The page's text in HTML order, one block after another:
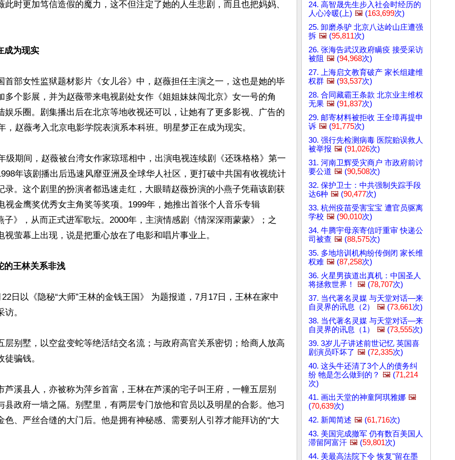
此时更加笃信造假的魔力，这不但注定了她的人生悲剧，而且也把妈妈、
成为现实
首部女性监狱题材影片《女儿谷》中，赵薇担任主演之一，这也是她的毕
多个影展，并为赵薇带来电视剧处女作《姐姐妹妹闯北京》女一号的角
娱乐圈。剧集播出后在北京等地收视还可以，让她有了更多影视、广告的
，赵薇考入北京电影学院表演系本科班。明星梦正在成为现实。
级期间，赵薇被台湾女作家琼瑶相中，出演电视连续剧《还珠格格》第一
年该剧播出后迅速风靡亚洲及全球华人社区，更打破中共国有收视统计
录。这个剧里的扮演者都迅速走红，大眼睛赵薇扮演的小燕子凭藉该剧获
视金鹰奖优秀女主角奖等奖项。1999年，她推出首张个人音乐专辑
子》，从而正式进军歌坛。2000年，主演情感剧《情深深雨蒙蒙》；之
视萤幕上出现，说是把重心放在了电影和唱片事业上。
的王林关系非浅
日以《隐秘“大师”王林的金钱王国》 为题报道，7月17日，王林在家中
。
层别墅，以空盆变蛇等绝活结交名流；与政府高官关系密切；给商人放高
骗钱。
芦溪县人，亦被称为萍乡首富，王林在芦溪的宅子叫王府，一幢五层别
县政府一墙之隔。别墅里，有两层专门放他和官员以及明星的合影。他习
色、严丝合缝的大门后。他是拥有神秘感、需要别人引荐才能拜访的“大
24. 高智晟先生步入社会时经历的
人心冷暖(上) 🖼️ (163,699次)
25. 卸磨杀驴 北京八达岭山庄遭强
拆 🖼️ (95,811次)
26. 张海告武汉政府瞒疫 接受采访
被阻 🖼️ (94,968次)
27. 上海启文教育破产 家长组建维
权群 🖼️ (93,537次)
28. 合同藏霸王条款 北京业主维权
无果 🖼️ (91,837次)
29. 邮寄材料被拒收 王全璋再提申
诉 🖼️ (91,775次)
30. 强行先检测病毒 医院贻误救人
被举报 🖼️ (91,026次)
31. 河南卫辉受灾商户 市政府前讨
要公道 🖼️ (90,508次)
32. 保护卫士：中共强制失踪手段
达6种 🖼️ (90,477次)
33. 杭州疫苗受害宝宝 遭官员驱离
学校 🖼️ (90,010次)
34. 牛腾宇母亲寄信吁重审 快递公
司被查 🖼️ (88,575次)
35. 多地培训机构纷传倒闭 家长维
权难 🖼️ (87,258次)
36. 火星男孩道出真机：中国圣人
将拯救世界！
🖼️ (78,707次)
37. 当代著名灵媒 与天堂对话—来
自灵界的讯息（2）
🖼️ (73,661次)
38. 当代著名灵媒 与天堂对话—来
自灵界的讯息（1）
🖼️ (73,555次)
39. 3岁儿子讲述前世记忆 英国喜
剧演员吓坏了 🖼️ (72,335次)
40. 这头牛还清了3个人的债务纠
纷 牠是怎么做到的？ 🖼️ (71,214
次)
41. 画出天堂的神童阿琪雅娜 🖼️
(70,639次)
42. 新闻简述 🖼️ (61,716次)
43. 美国完成撤军 仍有数百美国人
滞留阿富汗 🖼️ (59,801次)
44. 美最高法院下令 恢复"留在墨